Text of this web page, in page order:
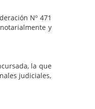
Nº 471
y
la que
judiciales,